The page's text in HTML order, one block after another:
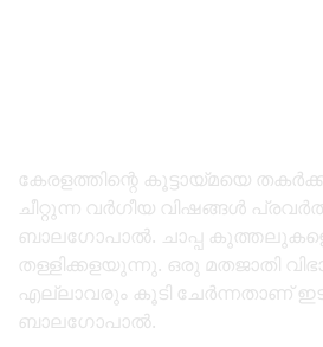
കേരളത്തിന്റെ കൂട്ടായ്മയെ
ചീറ്റുന്ന വർഗീയ വിഷങ്ങൾ
ബാലഗോപാൽ. ചാപ്പ
തള്ളിക്കളയുന്നു. ഒരു മതജാതി
എല്ലാവരും കൂടി ചേർന്നതാണ്
ബാലഗോപാൽ.